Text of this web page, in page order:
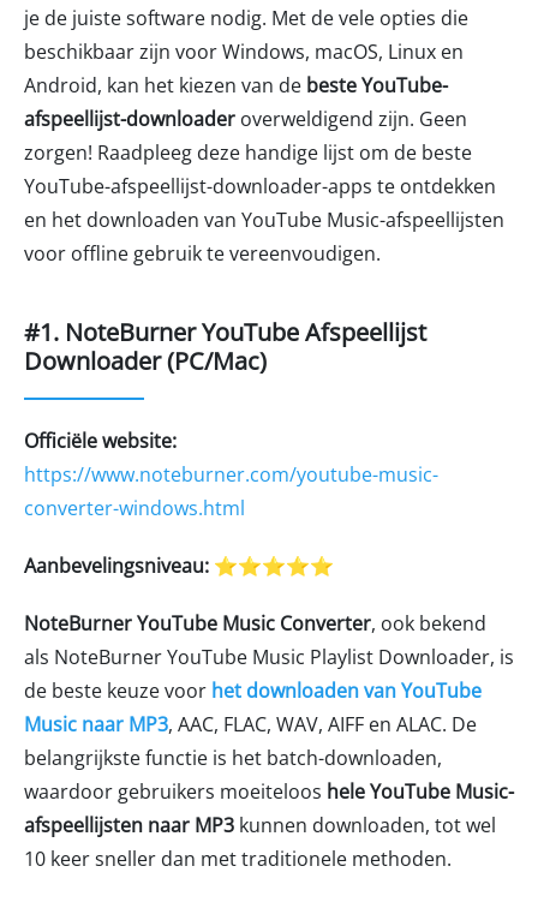
je de juiste software nodig. Met de vele opties die
beschikbaar zijn voor Windows, macOS, Linux en
Android, kan het kiezen van de beste YouTube-
afspeellijst-downloader overweldigend zijn. Geen
zorgen! Raadpleeg deze handige lijst om de beste
YouTube-afspeellijst-downloader-apps te ontdekken
en het downloaden van YouTube Music-afspeellijsten
voor offline gebruik te vereenvoudigen.
#1. NoteBurner YouTube Afspeellijst
Downloader (PC/Mac)
Officiële website:
https://www.noteburner.com/youtube-music-
converter-windows.html
Aanbevelingsniveau: ⭐⭐⭐⭐⭐
NoteBurner YouTube Music Converter, ook bekend
als NoteBurner YouTube Music Playlist Downloader, is
de beste keuze voor het downloaden van YouTube
Music naar MP3, AAC, FLAC, WAV, AIFF en ALAC. De
belangrijkste functie is het batch-downloaden,
waardoor gebruikers moeiteloos hele YouTube Music-
afspeellijsten naar MP3 kunnen downloaden, tot wel
10 keer sneller dan met traditionele methoden.